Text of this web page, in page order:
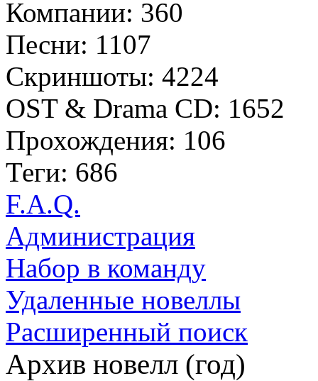
Компании: 360
Песни: 1107
Скриншоты: 4224
OST & Drama CD: 1652
Прохождения: 106
Теги: 686
F.A.Q.
Администрация
Набор в команду
Удаленные новеллы
Расширенный поиск
Архив новелл (год)